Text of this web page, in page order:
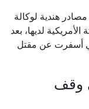
هندية لوكالة
لديها، بعد
أسفرت عن مقتل
وقف